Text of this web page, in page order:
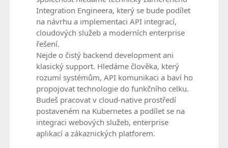
Integration Engineera, který se bude podílet
na návrhu a implementaci API integrací,
cloudových služeb a moderních enterprise
řešení.
Nejde o čistý backend development ani
klasický support. Hledáme člověka, který
rozumí systémům, API komunikaci a baví ho
propojovat technologie do funkčního celku.
Budeš pracovat v cloud-native prostředí
postaveném na Kubernetes a podílet se na
integraci webových služeb, enterprise
aplikací a zákaznických platforem.